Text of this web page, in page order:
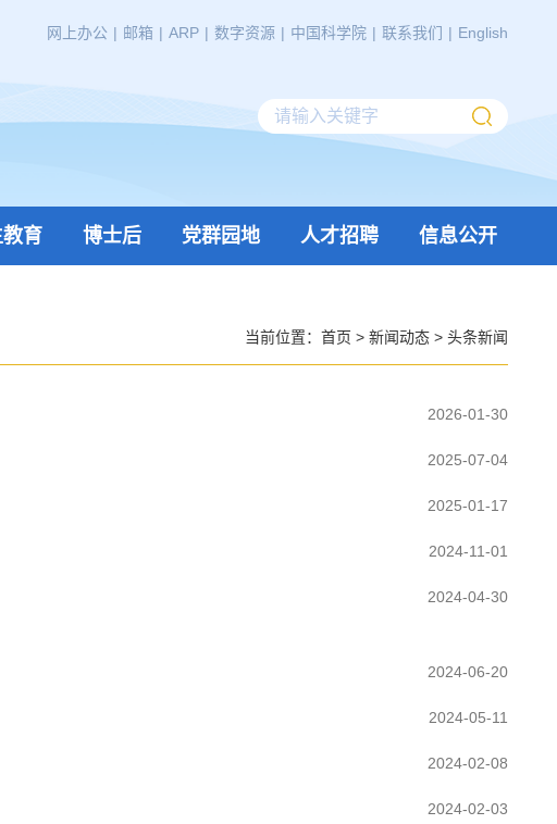
网上办公 | 邮箱 | ARP | 数字资源 | 中国科学院 | 联系我们 | English
育 博士后 党群园地 人才招聘 信息公开
当前位置： 首页 > 新闻动态 > 头条新闻
2026-01-30
2025-07-04
2025-01-17
2024-11-01
2024-04-30
2024-06-20
2024-05-11
2024-02-08
2024-02-03